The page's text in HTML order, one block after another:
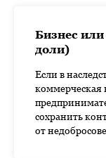
Бизнес
доли)
Если в
коммерческая
сохранить
от